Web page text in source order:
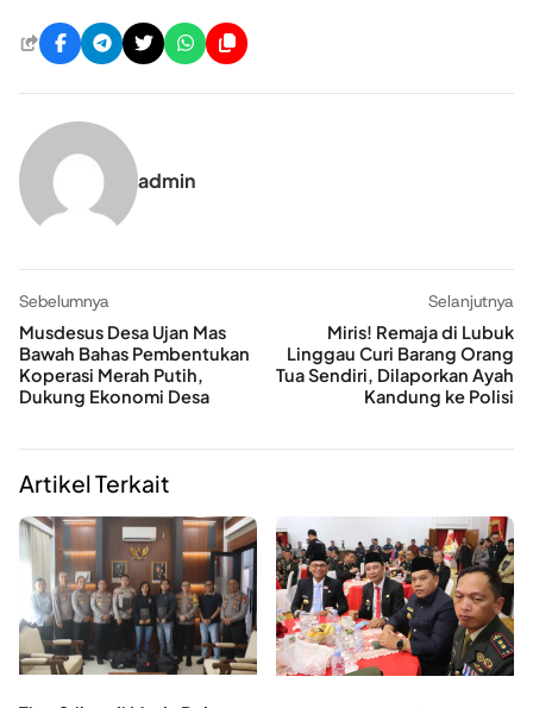
admin
Sebelumnya
Musdesus Desa Ujan Mas
Bawah Bahas Pembentukan
Koperasi Merah Putih,
Dukung Ekonomi Desa
Selanjutnya
Miris! Remaja di Lubuk
Linggau Curi Barang Orang
Tua Sendiri, Dilaporkan Ayah
Kandung ke Polisi
Artikel Terkait